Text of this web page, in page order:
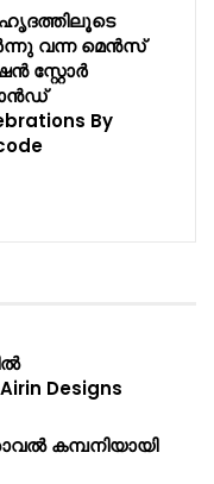
വന്ന മെൻസ്
സ്റ്റോർ
By
Designs
കമ്പനിയായി